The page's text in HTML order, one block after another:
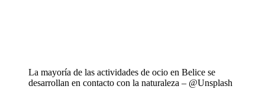
La mayoría de las actividades de ocio en Belice se
desarrollan en contacto con la naturaleza – @Unsplash